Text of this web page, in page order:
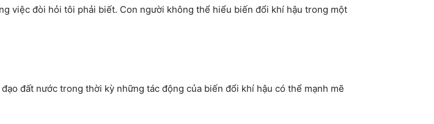
việc đòi hỏi tôi phải biết. Con người không thể hiểu biến đổi khí hậu trong một
đất nước trong thời kỳ những tác động của biến đổi khí hậu có thể mạnh mẽ